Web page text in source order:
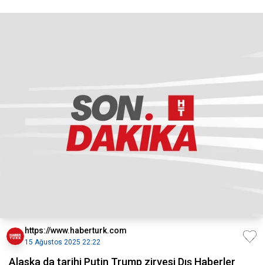
https://www.haberturk.com
15 Ağustos 2025 22:22
Alaska da tarihi Putin Trump zirvesi Dış Haberler